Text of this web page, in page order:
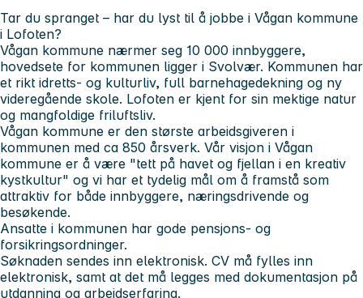
Tar du spranget – har du lyst til å jobbe i Vågan kommune
i Lofoten?
Vågan kommune nærmer seg 10 000 innbyggere,
hovedsete for kommunen ligger i Svolvær. Kommunen har
et rikt idretts- og kulturliv, full barnehagedekning og ny
videregående skole. Lofoten er kjent for sin mektige natur
og mangfoldige friluftsliv.
Vågan kommune er den største arbeidsgiveren i
kommunen med ca 850 årsverk. Vår visjon i Vågan
kommune er å være "tett på havet og fjellan i en kreativ
kystkultur" og vi har et tydelig mål om å framstå som
attraktiv for både innbyggere, næringsdrivende og
besøkende.
Ansatte i kommunen har gode pensjons- og
forsikringsordninger.
Søknaden sendes inn elektronisk. CV må fylles inn
elektronisk, samt at det må legges med dokumentasjon på
utdanning og arbeidserfaring.